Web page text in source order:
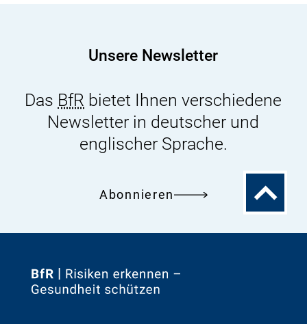
Unsere Newsletter
Das BfR bietet Ihnen verschiedene
Newsletter in deutscher und
englischer Sprache.
Abonnieren
Zum
Zur